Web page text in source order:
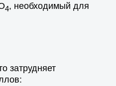
4, необходимый для
затрудняет